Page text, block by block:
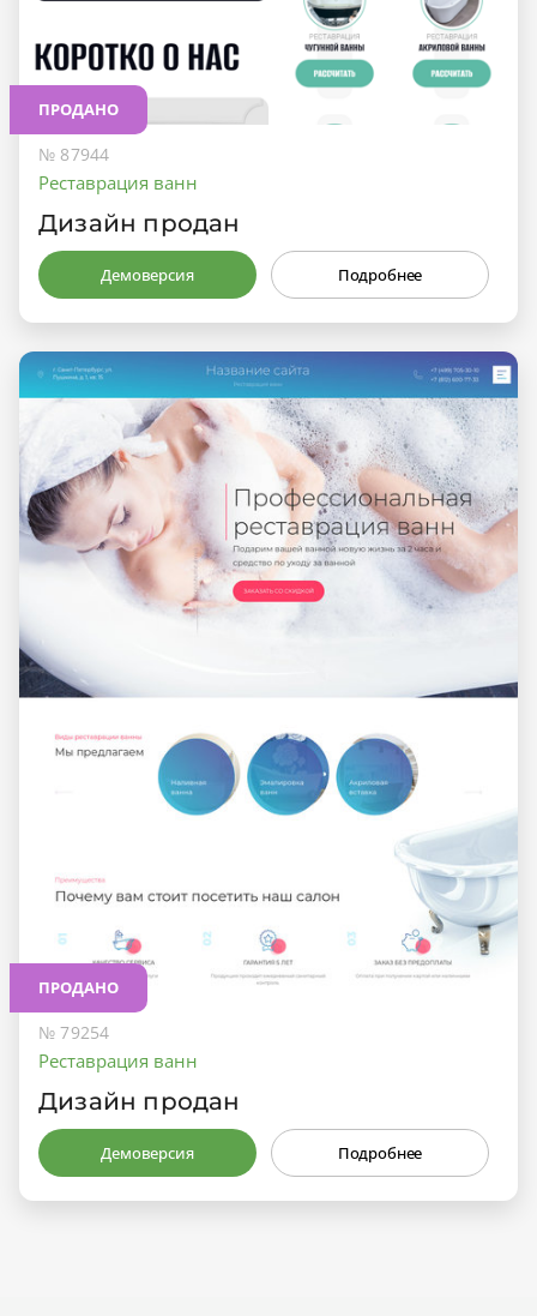
ПРОДАНО
№ 87944
Реставрация ванн
Дизайн продан
Демоверсия Подробнее
ПРОДАНО
№ 79254
Реставрация ванн
Дизайн продан
Демоверсия Подробнее